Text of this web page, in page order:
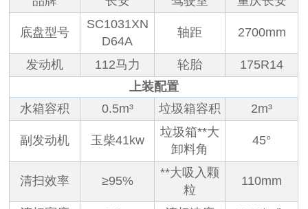
底盘型号
SC1031XN
D64A
轴距 2700mm
发动机 112马力 轮胎
175R14
上装配置
水箱容积
0.5m³ 垃圾箱容积 2m³
副发动机 玉柴41kw
垃圾箱**大
卸料角
45°
清扫效率 ≥95%
**大吸入颗
粒
110mm